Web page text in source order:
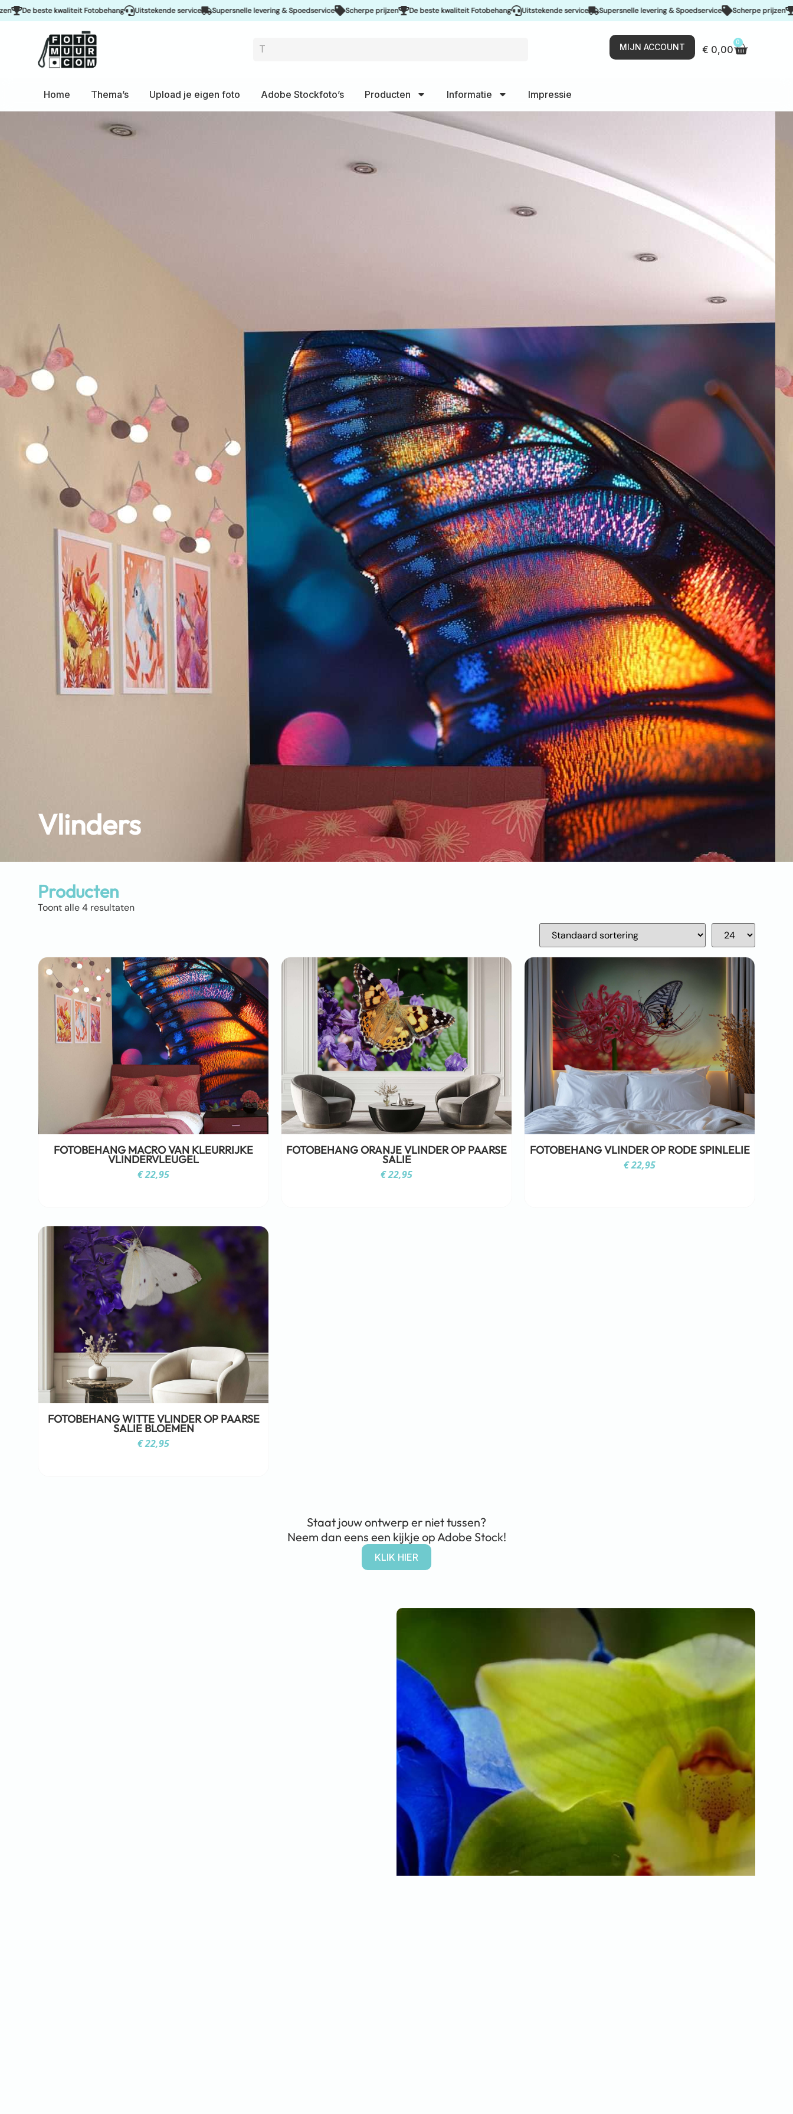
kwaliteit Fotobehang Uitstekende service Supersnelle levering & Spoedservice Scherpe prijzen De beste kwaliteit Fotobehang Uitstekende service Supersnelle levering & Spoedservice Scherpe prijzen De beste
MIJN ACCOUNT € 0,00
0
Home Thema’s Upload je eigen foto Adobe Stockfoto’s Producten Informatie Impressie
Vlinders
Producten
Toont alle 4 resultaten
FOTOBEHANG MACRO VAN KLEURRIJKE
VLINDERVLEUGEL
€22,95
FOTOBEHANG ORANJE VLINDER OP PAARSE
SALIE
€22,95
FOTOBEHANG VLINDER OP RODE SPINLELIE
€22,95
FOTOBEHANG WITTE VLINDER OP PAARSE
SALIE BLOEMEN
€22,95
Staat jouw ontwerp er niet tussen?
Neem dan eens een kijkje op Adobe Stock!
KLIK HIER